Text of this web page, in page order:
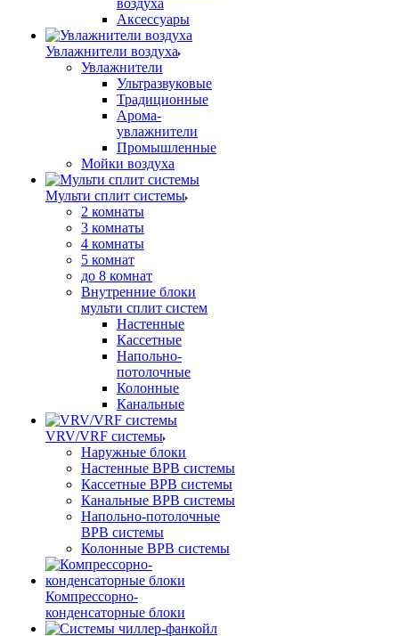
воздуха
Аксессуары
Увлажнители воздуха
Увлажнители
Ультразвуковые
Традиционные
Арома-
увлажнители
Промышленные
Мойки воздуха
Мульти сплит системы
2 комнаты
3 комнаты
4 комнаты
5 комнат
до 8 комнат
Внутренние блоки
мульти сплит систем
Настенные
Кассетные
Напольно-
потолочные
Колонные
Канальные
VRV/VRF системы
Наружные блоки
Настенные ВРВ системы
Кассетные ВРВ системы
Канальные ВРВ системы
Напольно-потолочные
ВРВ системы
Колонные ВРВ системы
Компрессорно-
конденсаторные блоки